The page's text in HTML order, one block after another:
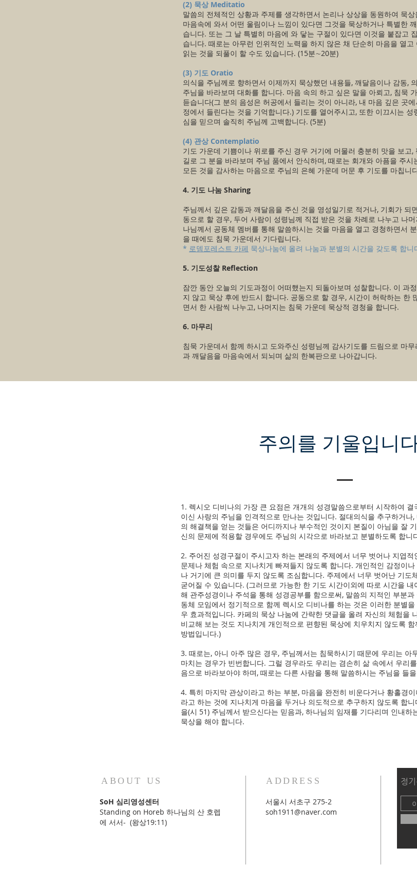
(2) 묵상 Meditatio
말씀의 전체적인 상황과 주제를 생각하면서 논리나 상상을 동원하여 묵
마음속에 와서 어떤 울림이나 느낌이 있다면 그것을 묵상하거나 특별한
습니다. 또는 그 날 특별히 마음에 와 닿는 구절이 있다면 이것을 붙잡고
습니다. 때로는 아무런 인위적인 노력을 하지 않은 채 단순히 마음을 열
읽는 것을 되풀이 할 수도 있습니다. (15분∼20분)
(3) 기도 Oratio
의식을 주님께로 향하면서 이제까지 묵상했던 내용들, 깨달음이나 감동,
주님을 바라보며 대화를 합니다. 마음 속의 하고 싶은 말을 아뢰고, 침묵
듣습니다(그 분의 음성은 허공에서 들리는 것이 아니라, 내 마음 깊은 곳
정에서 들린다는 것을 기억합니다.) 기도를 열어주시고, 또한 이끄시는
심을 믿으며 솔직히 주님께 고백합니다. (5분)
(4) 관상 Contemplatio
기도 가운데 기쁨이나 위로를 주신 경우 거기에 머물러 충분히 맛을 보고
길로 그 분을 바라보며 주님 품에서 안식하며, 때로는 회개와 아픔을 주시
모든 것을 감사하는 마음으로 주님의 은혜 가운데 머문 후 기도를 마칩니
4. 기도 나눔 Sharing
주님께서 깊은 감동과 깨달음을 주신 것을 영성일기로 적거나, 기회가 되
동으로 할 경우, 두어 사람이 성령님께 직접 받은 것을 차례로 나누고 나
나님께서 공동체 멤버를 통해 말씀하시는 것을 마음을 열고 경청하면서
을 때에도 침묵 가운데서 기다립니다.
* 로뎀포레스트 카페 묵상나눔에 올려 나눔과 분별의 시간을 갖도록 합니
5. 기도성찰 Reflection
잠깐 동안 오늘의 기도과정이 어떠했는지 되돌아보며 성찰합니다. 이 과
지 않고 묵상 후에 반드시 합니다. 공동으로 할 경우, 시간이 허락하는 한
면서 한 사람씩 나누고, 나머지는 침묵 가운데 묵상적 경청을 합니다.
6. 마무리
침묵 가운데서 함께 하시고 도와주신 성령님께 감사기도를 드림으로 마
과 깨달음을 마음속에서 되뇌며 삶의 한복판으로 나아갑니다.
주의를 기울입니
1. 렉시오 디비나의 가장 큰 요점은 개개의 성경말씀으로부터 시작하여 결
이신 사랑의 주님을 인격적으로 만나는 것입니다. 절대의식을 추구하거나
의 해결책을 얻는 것들은 어디까지나 부수적인 것이지 본질이 아님을 잘
신의 문제에 적용할 경우에도 주님의 시각으로 바라보고 분별하도록 합니
2. 주어진 성경구절이 주시고자 하는 본래의 주제에서 너무 벗어나 지엽적
문제나 체험 속으로 지나치게 빠져들지 않도록 합니다. 개인적인 감정이
나 거기에 큰 의미를 두지 않도록 조심합니다. 주제에서 너무 벗어난 기도
굳어질 수 있습니다. (그러므로 가능한 한 기도 시간이외에 따로 시간을
해 관주성경이나 주석을 통해 성경공부를 함으로써, 말씀의 지적인 부분
동체 모임에서 정기적으로 함께 렉시오 디비나를 하는 것은 이러한 분별
우 효과적입니다. 카페의 묵상 나눔에 간략한 댓글을 올려 자신의 체험을
비교해 보는 것도 지나치게 개인적으로 편향된 묵상에 치우치지 않도록
방법입니다.)
3. 때로는, 아니 아주 많은 경우, 주님께서는 침묵하시기 때문에 우리는 아
마치는 경우가 빈번합니다. 그럴 경우라도 우리는 겸손히 삶 속에서 우리
음으로 바라보아야 하며, 때로는 다른 사람을 통해 말씀하시는 주님을 들
4. 특히 마지막 관상이라고 하는 부분, 마음을 완전히 비운다거나 황홀경
라고 하는 것에 지나치게 마음을 두거나 의도적으로 추구하지 않도록 합
을(시 51) 주님께서 받으신다는 믿음과, 하나님의 임재를 기다리며 인내하
묵상을 해야 합니다.
ABOUT US
SoH 심리영성센터
Standing on Horeb 하나님의 산 호렙
에 서서- (왕상19:11)
ADDRESS
서울시 서초구 275-2
soh1911@naver.com
정